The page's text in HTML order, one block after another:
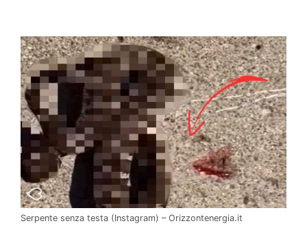
Serpente senza testa (Instagram) – Orizzontenergia.it